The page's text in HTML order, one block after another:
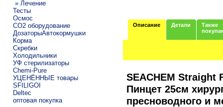
» Лечение
Тесты
Осмос
CO2 оборудование
ДозаторыАвтокормушки
Корма
Скребки
Холодильники
УФ стерилизаторы
Chemi-Pure
УЦЕНЁННЫЕ товары
SFILIGOI
Deltec
оптовая покупка
Описание Детали
Также
SEACHEM Straight
Пинцет 25см
пресноводного и